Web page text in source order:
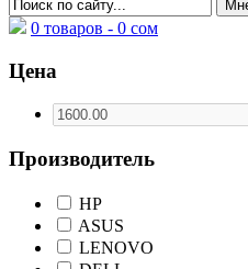
0 товаров - 0 сом
Цена
Производитель
HP
ASUS
LENOVO